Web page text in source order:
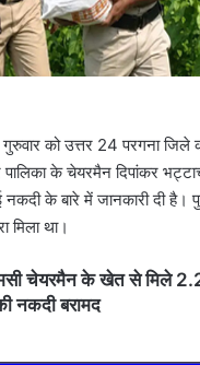
गुरुवार को उत्तर 24 परगना
पालिका के चेयरमैन दिपांकर
के बारे में जानकारी दी है।
मिला था।
चेयरमैन के खेत से मिले
नकदी बरामद